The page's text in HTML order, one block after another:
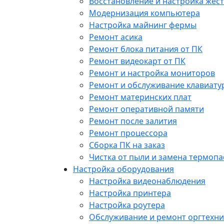
Модернизация компьютера
Настройка майнинг фермы
Ремонт асика
Ремонт блока питания от ПК
Ремонт видеокарт от ПК
Ремонт и настройка мониторов
Ремонт и обслуживание
Ремонт материнских плат
Ремонт оперативной памяти
Ремонт после залития
Ремонт процессора
Сборка ПК на заказ
Чистка от пыли и замена
Настройка оборудования
Настройка видеонаблюдения
Настройка принтера
Настройка роутера
Обслуживание и ремонт